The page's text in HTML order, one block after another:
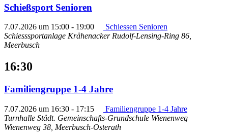
Schießsport Senioren
7.07.2026 um 15:00 - 19:00
Schiessen Senioren
Schiesssportanlage Krähenacker Rudolf-Lensing-Ring 86,
Meerbusch
16:30
Familiengruppe 1-4 Jahre
7.07.2026 um 16:30 - 17:15
Familiengruppe 1-4 Jahre
Turnhalle Städt. Gemeinschafts-Grundschule Wienenweg
Wienenweg 38, Meerbusch-Osterath